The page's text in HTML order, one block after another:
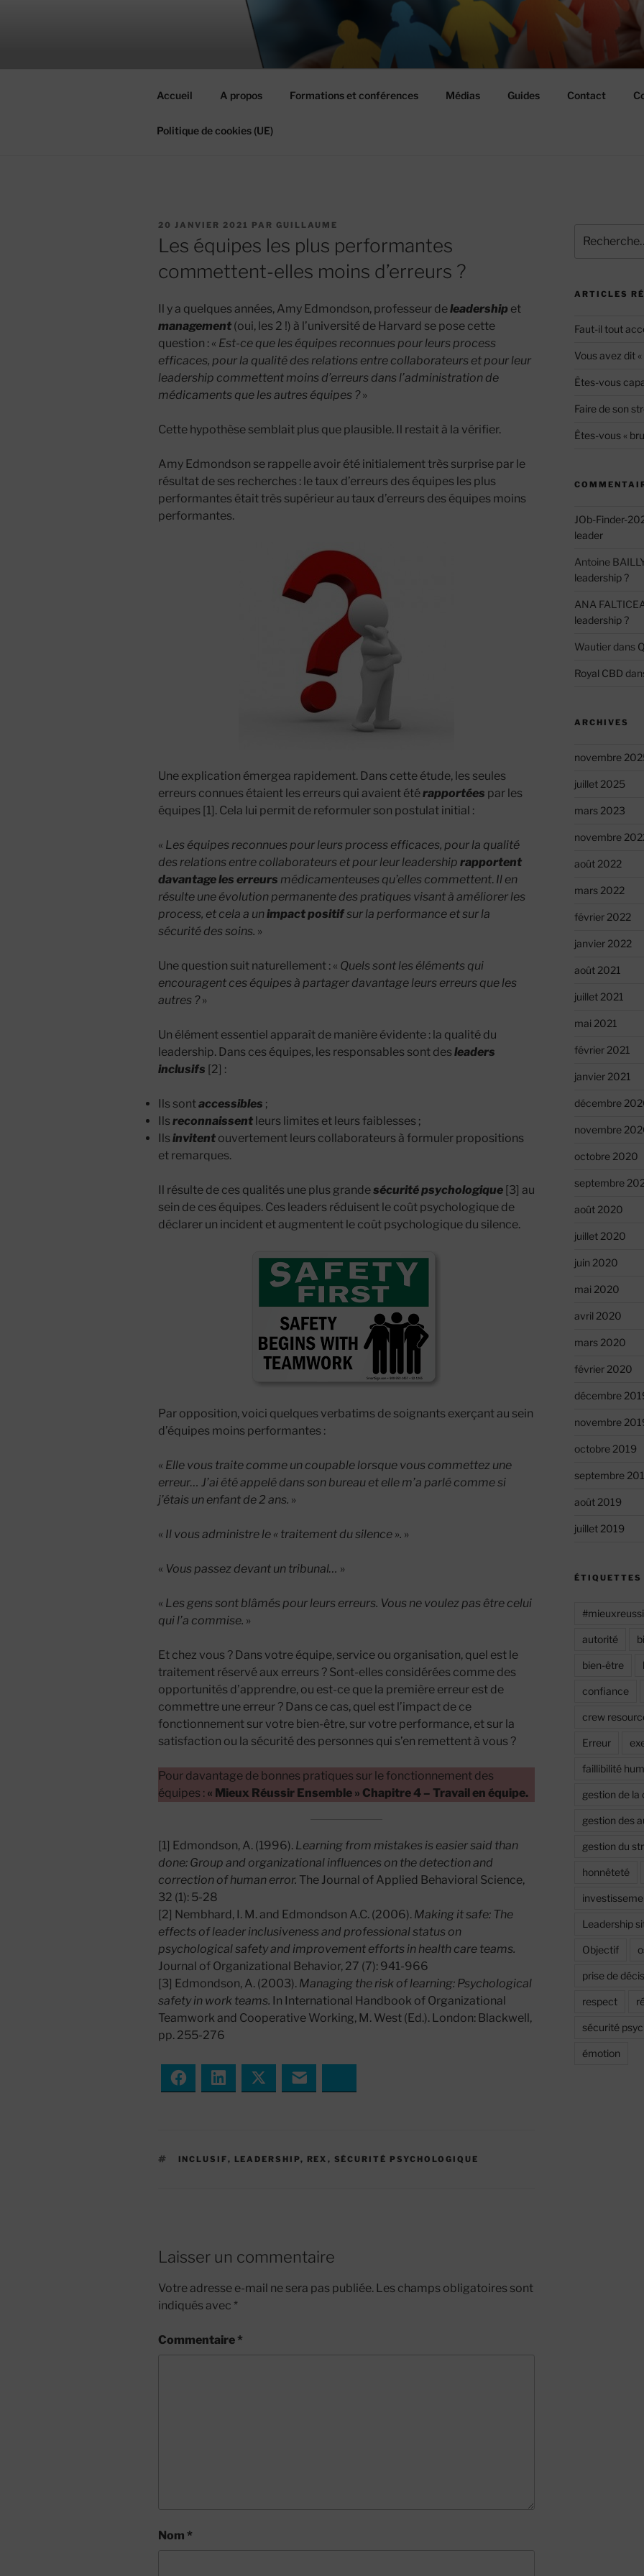
MIEUX RÉUSSIR ENSEMBLE
#MieuxRéussirEnsemble
Accueil A propos Formations et conférences Médias Guides Contact
Politique de cookies (UE)
PUBLIÉ
20 JANVIER 2021 PAR GUILLAUME
Les équipes les plus performantes
commettent-elles moins d’erreurs ?
Il y a quelques années, Amy Edmondson, professeur deleadership et
management (oui, les 2 !) à l’université de Harvard se pose cette
question : « Est-ce que les équipes reconnues pour leurs process
efficaces, pour la qualité des relations entre collaborateurs et pour leur
leadership commettent moins d’erreurs dans l’administration de
médicaments que les autres équipes ?»
Cette hypothèse semblait plus que plausible. Il restait à la vérifier.
Amy Edmondson se rappelle avoir été initialement très surprise par le
résultat de ses recherches : le taux d’erreurs des équipes les plus
performantes était très supérieur au taux d’erreurs des équipes moins
performantes.
Une explication émergea rapidement. Dans cette étude, les seules
erreurs connues étaient les erreurs qui avaient étérapportées par les
équipes [1]. Cela lui permit de reformuler son postulat initial :
« Les équipes reconnues pour leurs process efficaces, pour la qualité
des relations entre collaborateurs et pour leur leadership rapportent
davantage les erreurs médicamenteuses qu’elles commettent. Il en
résulte une évolution permanente des pratiques visant à améliorer les
process, et cela a unimpact positifsur la performance et sur la
sécurité des soins. »
Une question suit naturellement : « Quels sont les éléments qui
encouragent ces équipes à partager davantage leurs erreurs que les
autres ?»
Un élément essentiel apparaît de manière évidente : la qualité du
leadership. Dans ces équipes, les responsables sont desleaders
inclusifs [2] :
Ils sontaccessibles ;
Ilsreconnaissent leurs limites et leurs faiblesses ;
Ilsinvitent ouvertement leurs collaborateurs à formuler propositions
et remarques.
Il résulte de ces qualités une plus grandesécurité psychologique [3] au
sein de ces équipes. Ces leaders réduisent le coût psychologique de
déclarer un incident et augmentent le coût psychologique du silence.
Par opposition, voici quelques verbatims de soignants exerçant au sein
d’équipes moins performantes :
« Elle vous traite comme un coupable lorsque vous commettez une
erreur… J’ai été appelé dans son bureau et elle m’a parlé comme si
j’étais un enfant de 2 ans. »
« Il vous administre le « traitement du silence ». »
« Vous passez devant un tribunal… »
« Les gens sont blâmés pour leurs erreurs. Vous ne voulez pas être celui
qui l’a commise. »
Et chez vous ? Dans votre équipe, service ou organisation, quel est le
traitement réservé aux erreurs ? Sont-elles considérées comme des
opportunités d’apprendre, ou est-ce que la première erreur est de
commettre une erreur ? Dans ce cas, quel est l’impact de ce
fonctionnement sur votre bien-être, sur votre performance, et sur la
satisfaction ou la sécurité des personnes qui s’en remettent à vous ?
Pour davantage de bonnes pratiques sur le fonctionnement des
équipes : « Mieux Réussir Ensemble » Chapitre 4 – Travail en équipe.
[1] Edmondson, A. (1996). Learning from mistakes is easier said than
done: Group and organizational influences on the detection and
correction of human error. The Journal of Applied Behavioral Science,
32 (1): 5-28
[2] Nembhard, I. M. and Edmondson A.C. (2006). Making it safe: The
effects of leader inclusiveness and professional status on
psychological safety and improvement efforts in health care teams.
Journal of Organizational Behavior, 27 (7): 941-966
[3] Edmondson, A. (2003). Managing the risk of learning: Psychological
safety in work teams. In International Handbook of Organizational
Teamwork and Cooperative Working, M. West (Ed.). London: Blackwell,
pp. 255-276
Facebook LinkedIn Twitter
ÉTIQUETTES
INCLUSIF, LEADERSHIP, REX , SÉCURITÉ PSYCHOLOGIQUE
Laisser un commentaire
Votre adresse e-mail ne sera pas publiée. Les champs obligatoires sont
indiqués avec *
Commentaire *
Nom *
pour
ARTICLES
Faut-il tout
Vous avez dit
Êtes-vous
Faire de son
Êtes-vous «
JOb-Finder-
leader
Antoine
leadership ?
ANA
leadership ?
Wautierdans
Royal CBD
ARCHIVES
novembre
juillet 2025
mars 2023
novembre
août 2022
mars 2022
février 2022
janvier 2022
août 2021
juillet 2021
mai 2021
février 2021
janvier 2021
décembre
novembre
octobre 2020
septembre
août 2020
juillet 2020
juin 2020
mai 2020
avril 2020
mars 2020
février 2020
décembre
novembre
octobre 2019
septembre
août 2019
juillet 2019
ÉTIQUETTES
autorité
bien-être
confiance
crew
Erreur
faillibilité
gestion de la
gestion des
gestion du
honnêteté
Leadership
Objectif
prise de
respect
sécurité
émotion